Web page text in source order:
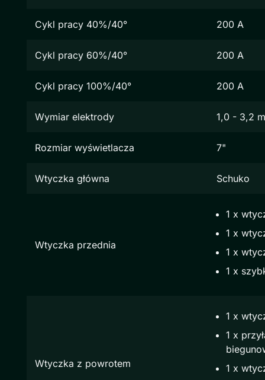
Cykl pracy 40%/40° 200 A
Cykl pracy 60%/40° 200 A
Cykl pracy 100%/40° 200 A
Wymiar elektrody 1,0 - 3,2
Rozmiar wyświetlacza 7"
Wtyczka główna Schuko
Wtyczka przednia
1 x
1 x
1 x
1 x
Wtyczka z powrotem
1 x
1 x
1 x